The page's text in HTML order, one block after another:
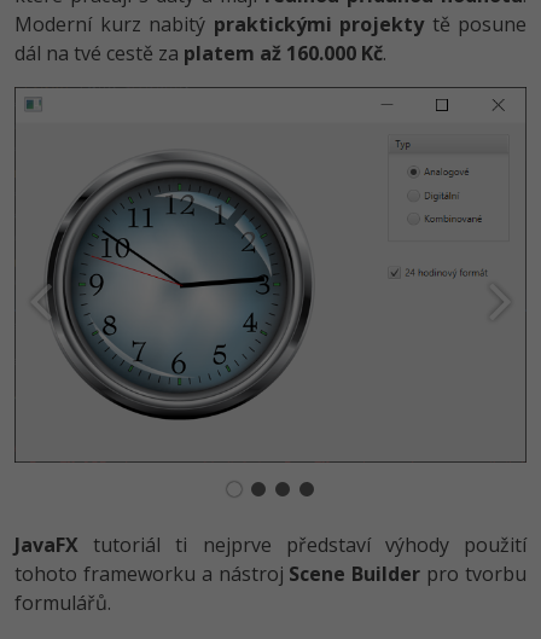
Testování softwaru
Datová analýza
Marketing -30%
WordPress
-30%
UX
Business
Kryptoměny
MS Office -80%
Kurzy designu
HTML/CSS -80%
Adobe Illustrator
Adobe Lightroom -30%
Adobe XD -15%
Adobe InDesign -25%
Adobe After Effects
Blender -80%
Fotografování -80%
Pro firmy
Moderní kurz nabitý praktickými projektytě posune
dál na tvé cestě za platem až 160.000 Kč.
JavaFX tutoriál ti nejprve představí výhody použití
tohoto frameworku a nástroj Scene Builder pro tvorbu
formulářů.